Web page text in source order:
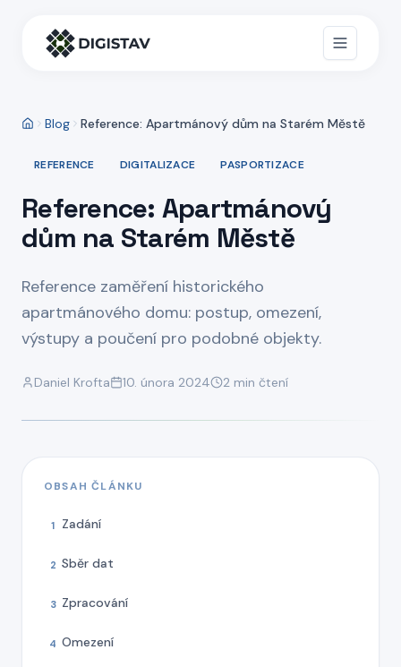
Blog Reference: Apartmánový dům na Starém Městě
REFERENCE DIGITALIZACE PASPORTIZACE
Reference: Apartmánový
dům na Starém Městě
Reference zaměření historického
apartmánového domu: postup, omezení,
výstupy a poučení pro podobné objekty.
Daniel Krofta 10. února 2024 2 min čtení
OBSAH ČLÁNKU
1 Zadání
2 Sběr dat
3 Zpracování
4 Omezení